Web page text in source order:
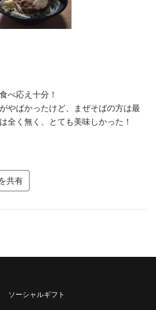
べ応え十分！
やばかったけど、まぜそばの方は最
全く無く、とても美味しかった！
共有
ソーシャルギフト